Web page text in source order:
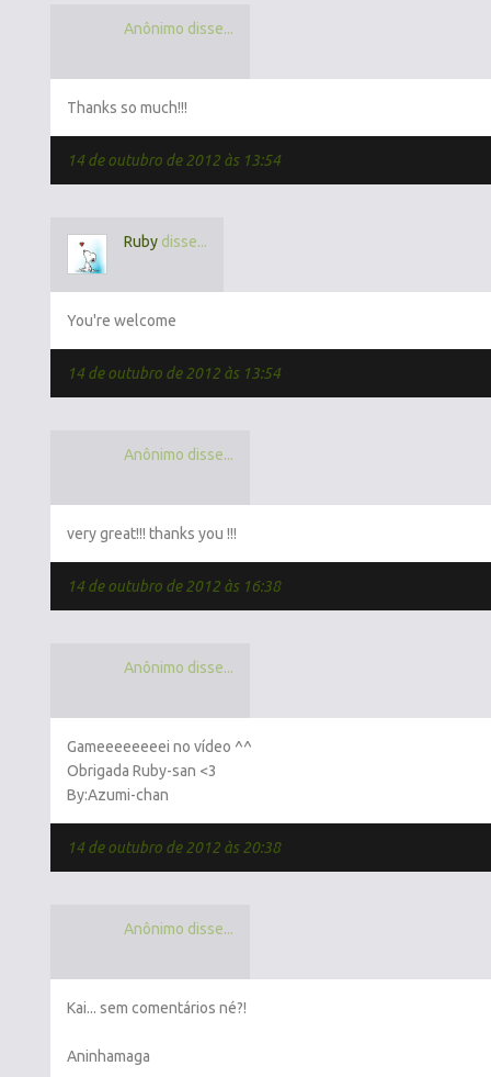
Anônimo disse...
Thanks so much!!!
14 de outubro de 2012 às 13:54
Ruby disse...
You're welcome
14 de outubro de 2012 às 13:54
Anônimo disse...
very great!!! thanks you !!!
14 de outubro de 2012 às 16:38
Anônimo disse...
Gameeeeeeeei no vídeo ^^
Obrigada Ruby-san <3
By:Azumi-chan
14 de outubro de 2012 às 20:38
Anônimo disse...
Kai... sem comentários né?!
Aninhamaga